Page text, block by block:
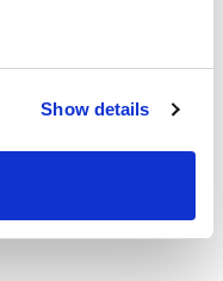
Show details
von Rohdaten zu
Denn jeder
eine erfolgreiche